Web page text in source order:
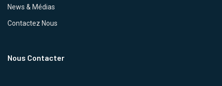
News & Médias
Contactez Nous
Nous Contacter